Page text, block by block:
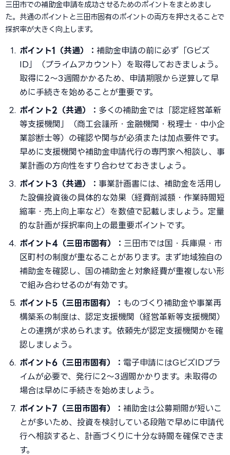
三田市での補助金申請を成功させるためのポイントをまとめまし
た。共通のポイントと三田市固有のポイントの両方を押さえることで
採択率が大きく向上します。
ポイント1（共通）： 補助金申請の前に必ず「Gビズ
ID」（プライムアカウント）を取得しておきましょう。
取得に2〜3週間かかるため、申請期限から逆算して早
めに手続きを始めることが重要です。
ポイント2（共通）： 多くの補助金では「認定経営革新
等支援機関」（商工会議所・金融機関・税理士・中小企
業診断士等）の確認や関与が必須または加点要件です。
早めに支援機関や補助金申請代行の専門家へ相談し、事
業計画の方向性をすり合わせておきましょう。
ポイント3（共通）： 事業計画書には、補助金を活用し
た設備投資後の具体的な効果（経費削減額・作業時間短
縮率・売上向上率など）を数値で記載しましょう。定量
的な計画が採択率向上の最重要ポイントです。
ポイント4（三田市固有）： 三田市では国・兵庫県・市
区町村の制度が重なることがあります。まず地域独自の
補助金を確認し、国の補助金と対象経費が重複しない形
で組み合わせるのが有効です。
ポイント5（三田市固有）： ものづくり補助金や事業再
構築系の制度は、認定支援機関（経営革新等支援機関）
との連携が求められます。依頼先が認定支援機関かを確
認しましょう。
ポイント6（三田市固有）： 電子申請にはGビズIDプラ
イムが必要で、発行に2〜3週間かかります。未取得の
場合は早めに手続きを始めましょう。
ポイント7（三田市固有）： 補助金は公募期間が短いこ
とが多いため、投資を検討している段階で早めに申請代
行へ相談すると、計画づくりに十分な時間を確保できま
す。